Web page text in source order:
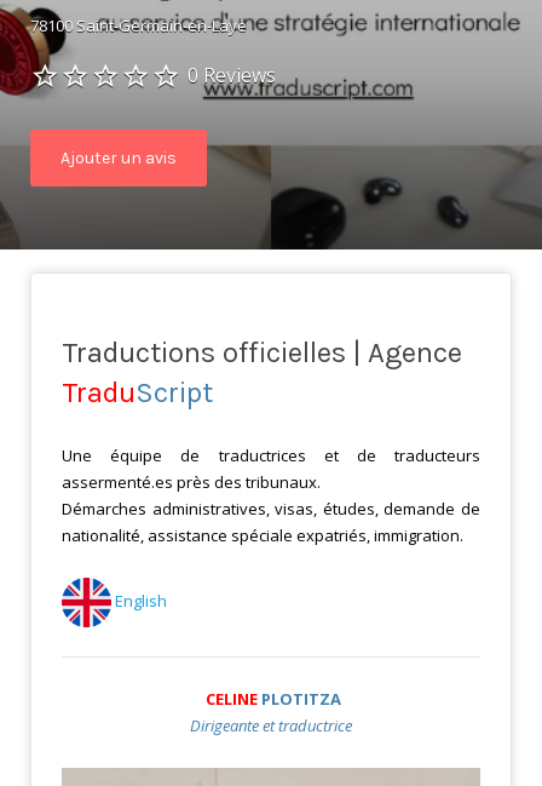
78100 Saint-Germain-en-Laye
0 Reviews
Ajouter un avis
Traductions officielles | Agence
TraduScript
Une équipe de traductrices et de traducteurs
assermenté.es près des tribunaux.
Démarches administratives, visas, études, demande de
nationalité, assistance spéciale expatriés, immigration.
English
CELINE PLOTITZA
Dirigeante et traductrice